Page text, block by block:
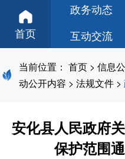
首页
政务动态
互动交流
当前位置： 首页 > 信息
动公开内容 > 法规文件 >
安化县人民政府
保护范围